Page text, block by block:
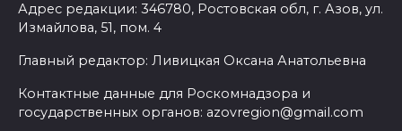
Адрес редакции: 346780, Ростовская обл, г. Азов, ул.
Измайлова, 51, пом. 4
Главный редактор: Ливицкая Оксана Анатольевна
Контактные данные для Роскомнадзора и
государственных органов: azovregion@gmail.com